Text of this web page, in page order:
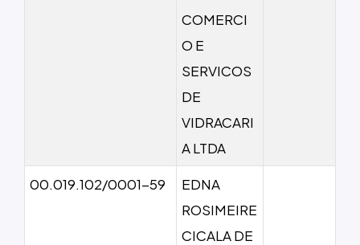
COMERCI
O E
SERVICOS
DE
VIDRACARI
A LTDA
00.019.102/0001-59
EDNA
ROSIMEIRE
CICALA DE